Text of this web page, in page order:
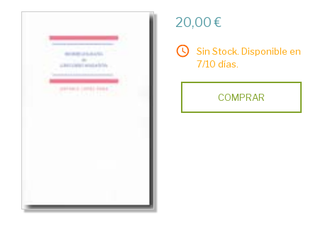
20,00 €
Sin Stock. Disponible en
7/10 días.
COMPRAR